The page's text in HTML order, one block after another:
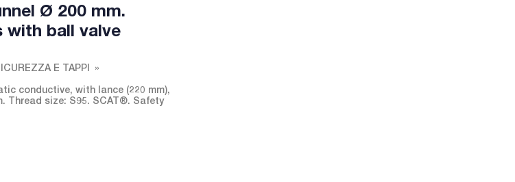
Ø 200 mm.
with ball valve
E TAPPI
conductive, with lance (220 mm),
Thread size: S95. SCAT®. Safety